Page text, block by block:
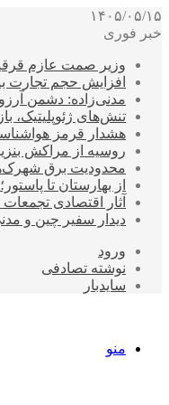
۱۴۰۵/۰۵/۱۵
خبر فوری
وزیر صمت عازم
افزایش حجم تجارت بین
مدنی‌زاده: دشمن
تنش‌های ژئوپلیتیک،
هشدار قرمز هواشناسی برای گرمای ۵۰
روسیه از مراکش
محدودیت برق
از بهارستان تا
آثار اقتصادی
دیدار سفیر چین و
ورود
نوشته تصادفی
سایدبار
منو